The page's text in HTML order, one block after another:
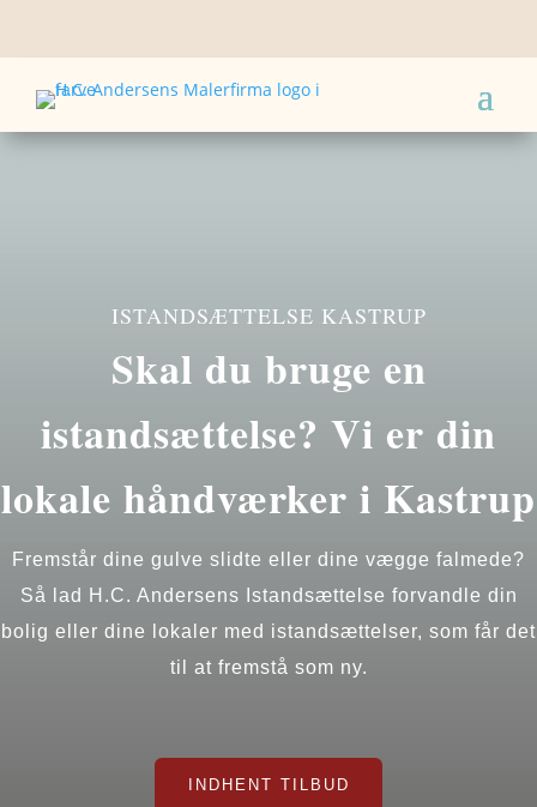
ISTANDSÆTTELSE KASTRUP
Skal du bruge en
istandsættelse? Vi er din
lokale håndværker i Kastrup
Fremstår dine gulve slidte eller dine vægge falmede?
Så lad H.C. Andersens Istandsættelse forvandle din
bolig eller dine lokaler med istandsættelser, som får det
til at fremstå som ny.
INDHENT TILBUD